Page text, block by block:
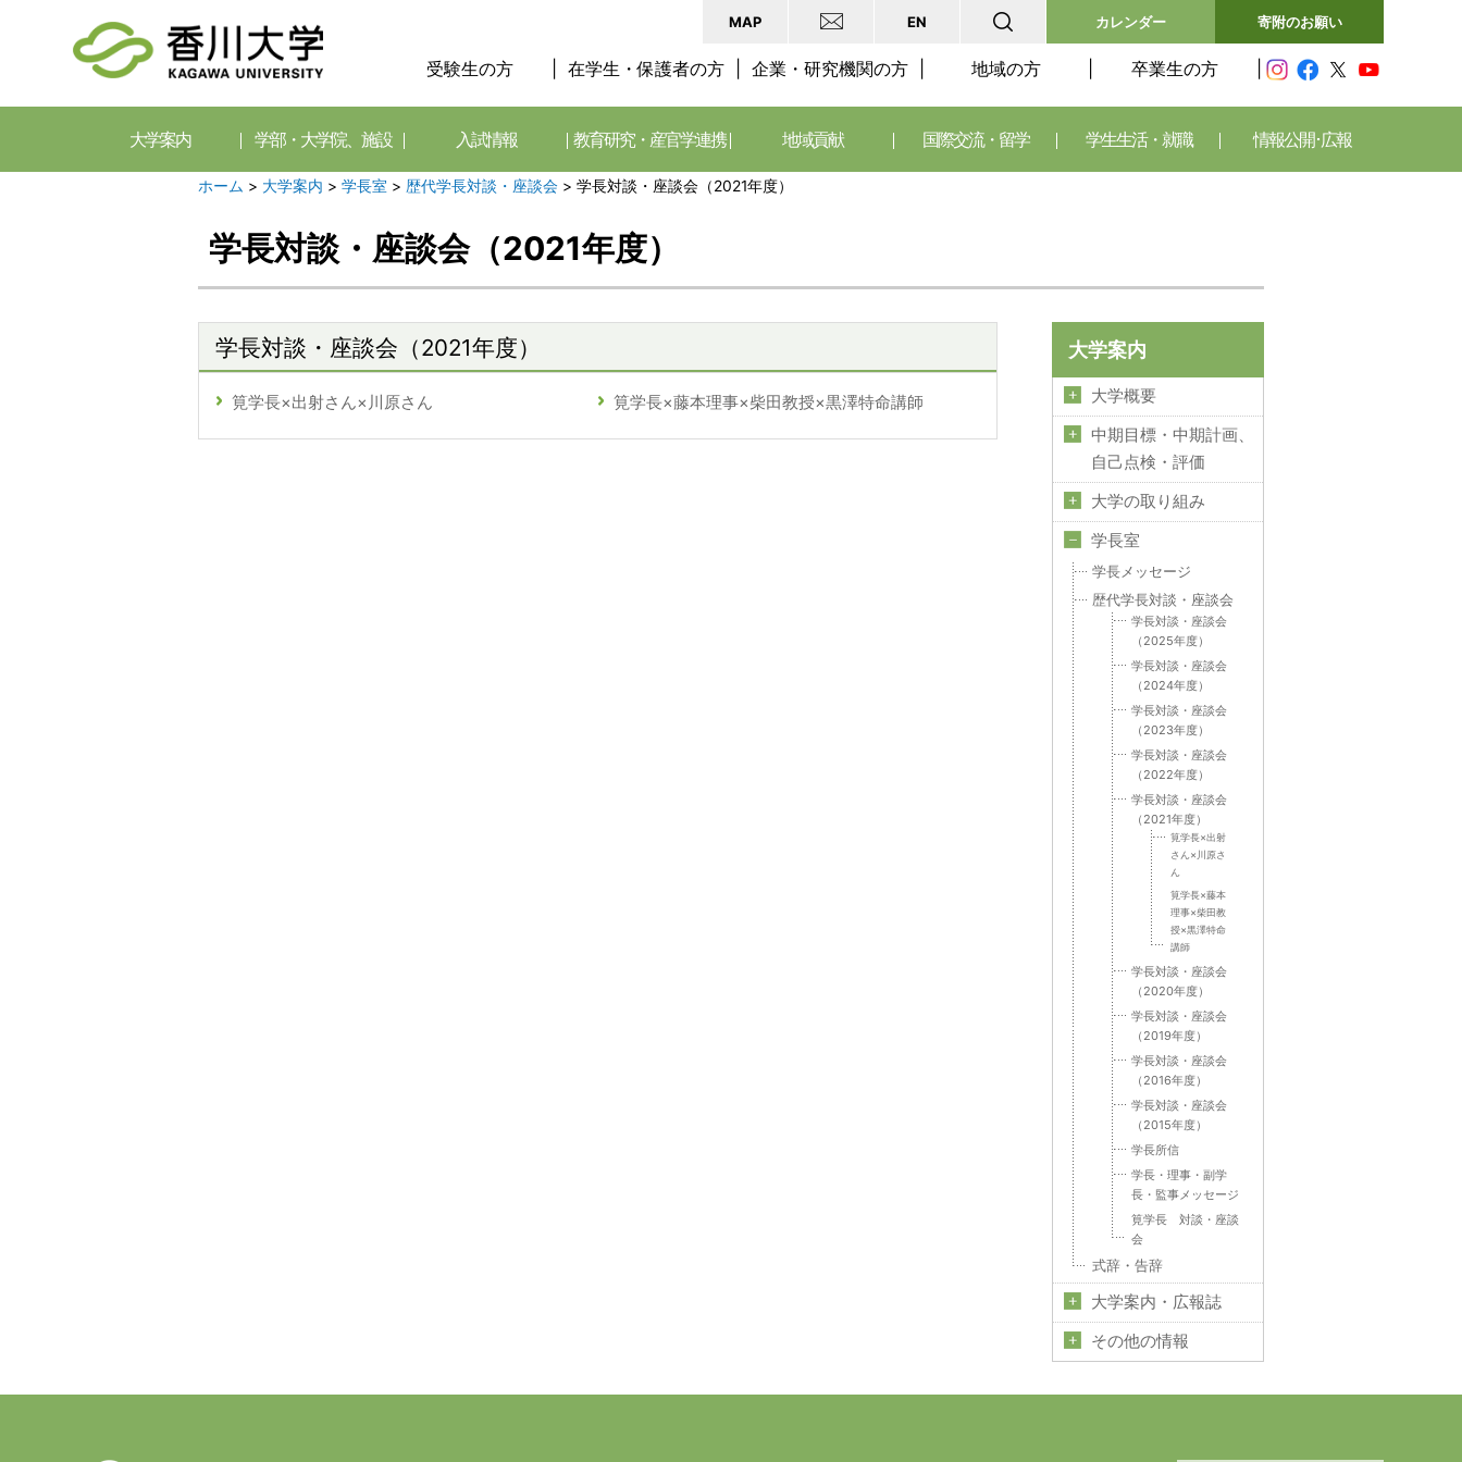
MAP EN カレンダー 寄附のお願い
受験生の方 在学生・保護者の方 企業・研究機関の方 地域の方 卒業生の方
大学案内 学部・大学院、施設 入試情報 教育研究・産官学連携 地域貢献 国際交流・留学 学生生活・就職 情報公開･広報
ホーム > 大学案内 > 学長室 > 歴代学長対談・座談会 > 学長対談・座談会（2021年度）
学長対談・座談会（2021年度）
学長対談・座談会（2021年度）
筧学長×出射さん×川原さん 筧学長×藤本理事×柴田教授×黒澤特命講師
大学案内
大学概要
中期目標・中期計画、
自己点検・評価
大学の取り組み
学長室
学長メッセージ
歴代学長対談・座談会
学長対談・座談会
（2025年度）
学長対談・座談会
（2024年度）
学長対談・座談会
（2023年度）
学長対談・座談会
（2022年度）
学長対談・座談会
（2021年度）
筧学長×出射
さん×川原さ
ん
筧学長×藤本
理事×柴田教
授×黒澤特命
講師
学長対談・座談会
（2020年度）
学長対談・座談会
（2019年度）
学長対談・座談会
（2016年度）
学長対談・座談会
（2015年度）
学長所信
学長・理事・副学
長・監事メッセージ
筧学長 対談・座談
会
式辞・告辞
大学案内・広報誌
その他の情報